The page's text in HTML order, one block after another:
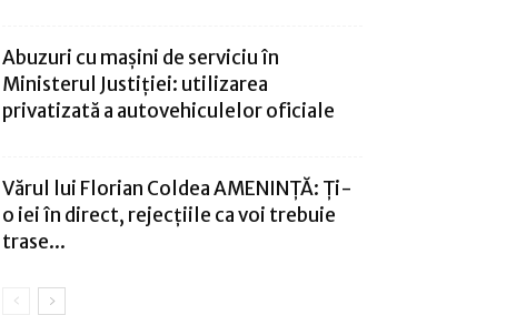
Abuzuri cu mașini de serviciu în
Ministerul Justiției: utilizarea
privatizată a autovehiculelor oficiale
Vărul lui Florian Coldea AMENINȚĂ: Ți-
o iei în direct, rejecțiile ca voi trebuie
trase...